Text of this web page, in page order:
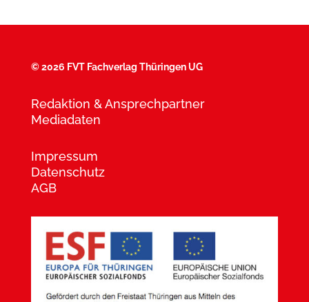
©2026 FVT Fachverlag Thüringen UG
Redaktion & Ansprechpartner
Mediadaten
Impressum
Datenschutz
AGB